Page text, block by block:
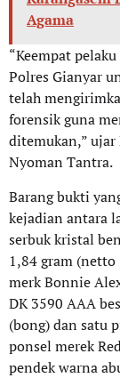
Agama
“Keempat
Polres Gianyar
telah
forensik guna
ditemukan,” ujar
Nyoman Tantra.
Barang bukti
kejadian antara
serbuk kristal
1,84 gram
merk Bonnie
DK 3590 AAA
(bong) dan satu
ponsel merek
pendek warna